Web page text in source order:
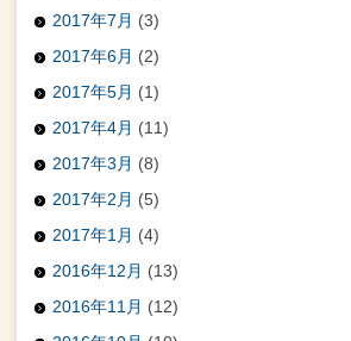
2017年7月 (3)
2017年6月 (2)
2017年5月 (1)
2017年4月 (11)
2017年3月 (8)
2017年2月 (5)
2017年1月 (4)
2016年12月 (13)
2016年11月 (12)